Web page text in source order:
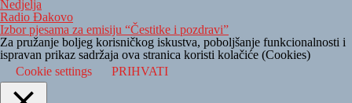
Nedjelja
Radio Đakovo
Izbor pjesama za emisiju “Čestitke i pozdravi”
Za pružanje boljeg korisničkog iskustva, poboljšanje funkcionalnosti i
ispravan prikaz sadržaja ova stranica koristi kolačiće (Cookies)
Cookie settings
PRIHVATI